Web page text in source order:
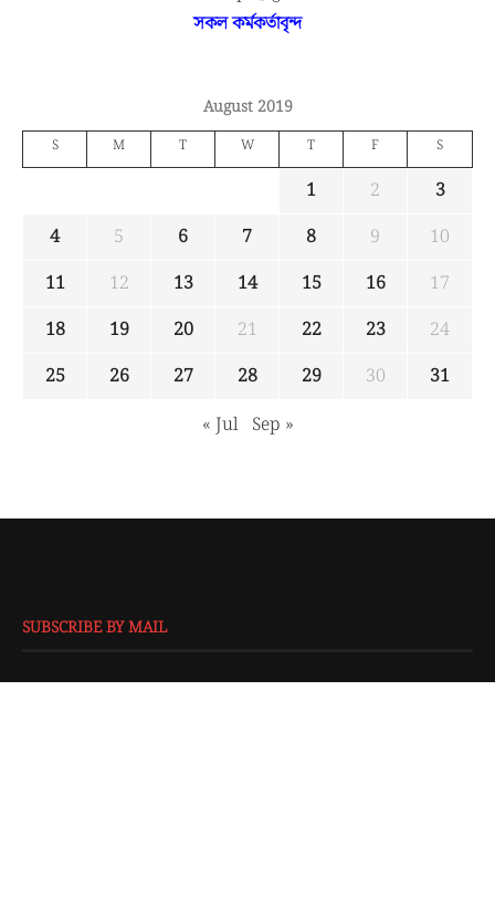
সকল কর্মকর্তাবৃন্দ
August 2019
S M T W T F S
1 2
3
4
5 6 7 8 9
10
11
12 13 14 15 16
17
18
19 20 21 22 23
24
25
26 27 28 29 30
31
« Jul Sep »
SUBSCRIBE BY MAIL